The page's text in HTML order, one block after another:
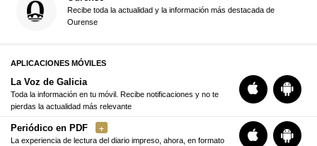
Recibe toda la actualidad y la información más destacada de
Ourense
APLICACIONES MÓVILES
La Voz de Galicia
Toda la información en tu móvil. Recibe notificaciones y no te
pierdas la actualidad más relevante
Periódico en PDF
La experiencia de lectura del diario impreso, ahora, en formato